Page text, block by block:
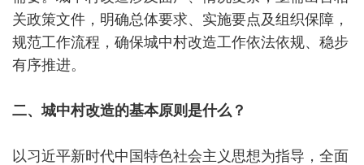
关政策文件，明确总体要求、实施要点及组织保障，
规范工作流程，确保城中村改造工作依法依规、稳步
有序推进。
二、城中村改造的基本原则是什么？
以习近平新时代中国特色社会主义思想为指导，全面